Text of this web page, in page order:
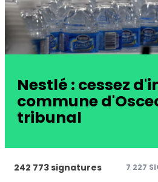
Nestlé : cessez
commune
tribunal
242 773 signatures 7 227